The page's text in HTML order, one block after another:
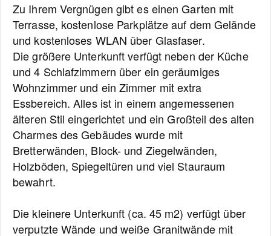
Zu Ihrem Vergnügen gibt es einen Garten mit
Terrasse, kostenlose Parkplätze auf dem Gelände
und kostenloses WLAN über Glasfaser.
Die größere Unterkunft verfügt neben der Küche
und 4 Schlafzimmern über ein geräumiges
Wohnzimmer und ein Zimmer mit extra
Essbereich. Alles ist in einem angemessenen
älteren Stil eingerichtet und ein Großteil des alten
Charmes des Gebäudes wurde mit
Bretterwänden, Block- und Ziegelwänden,
Holzböden, Spiegeltüren und viel Stauraum
bewahrt.
Die kleinere Unterkunft (ca. 45 m2) verfügt über
verputzte Wände und weiße Granitwände mit